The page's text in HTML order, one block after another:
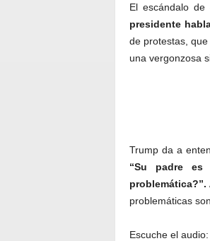
El escándalo
presidente
de protestas,
una vergonzosa
Trump da a
“Su padre
problemática?”.
problemáticas
Escuche el audio: